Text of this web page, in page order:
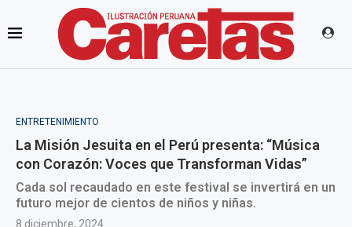
ENTRETENIMIENTO
La Misión Jesuita en el Perú presenta: “Música
con Corazón: Voces que Transforman Vidas”
Cada sol recaudado en este festival se invertirá en un
futuro mejor de cientos de niños y niñas.
8 diciembre, 2024